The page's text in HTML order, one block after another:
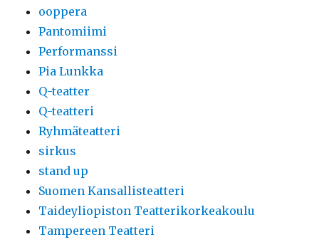
ooppera
Pantomiimi
Performanssi
Pia Lunkka
Q-teatter
Q-teatteri
Ryhmäteatteri
sirkus
stand up
Suomen Kansallisteatteri
Taideyliopiston Teatterikorkeakoulu
Tampereen Teatteri